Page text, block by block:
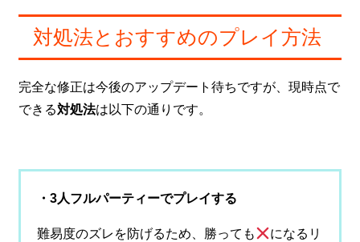
対処法とおすすめのプレイ方法
完全な修正は今後のアップデート待ちですが、現時点で
できる対処法は以下の通りです。
・3人フルパーティーでプレイする
難易度のズレを防げるため、勝っても
になるリ